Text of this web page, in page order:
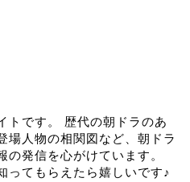
トです。 歴代の朝ドラのあ
場人物の相関図など、朝ドラ
の発信を心がけています。
ってもらえたら嬉しいです♪